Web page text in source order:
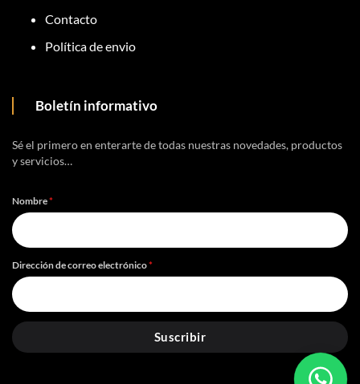
Contacto
Política de envio
Boletín informativo
Sé el primero en enterarte de todas nuestras novedades, productos
y servicios…
Nombre*
Dirección de correo electrónico*
Suscribir